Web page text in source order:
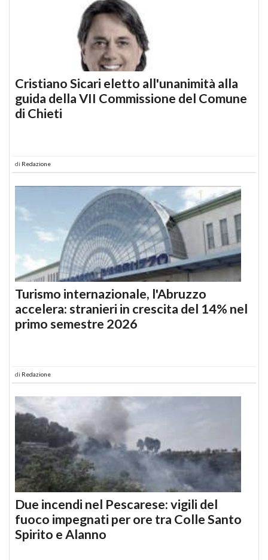
Cristiano Sicari eletto all'unanimità alla
guida della VII Commissione del Comune
di Chieti
di Redazione
Turismo internazionale, l'Abruzzo
accelera: stranieri in crescita del 14% nel
primo semestre 2026
di Redazione
Due incendi nel Pescarese: vigili del
fuoco impegnati per ore tra Colle Santo
Spirito e Alanno